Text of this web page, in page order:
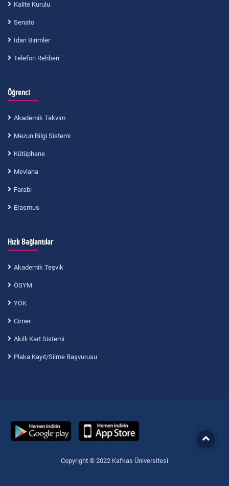
Kalite Kurulu
Senato
İdari Birimler
Telefon Rehberi
Öğrenci
Akademik Takvim
Mezun Bilgi Sistemi
Kütüphane
Mevlana
Farabi
Erasmus
Hızlı Bağlantılar
Akademik Teşvik
ÖSYM
YÖK
Cimer
Akıllı Kart Sistemi
Plaka Kayıt/Silme Başvurusu
Copyright © 2022 Kafkas Üniversitesi